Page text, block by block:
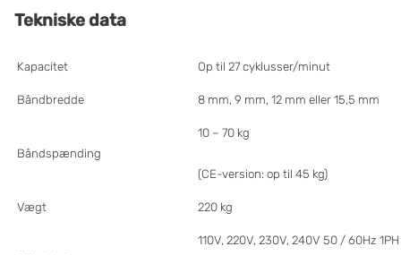
Tekniskedata
Kapacitet Op til 27 cyklusser/minut
Båndbredde 8 mm, 9 mm, 12 mm eller 15,5 mm
Båndspænding
10 – 70 kg
(CE-version: op til 45 kg)
Vægt 220 kg
110V, 220V, 230V, 240V 50 / 60Hz 1PH